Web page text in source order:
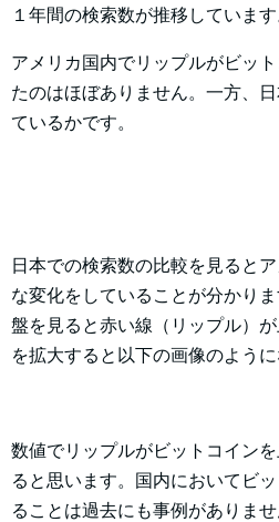
１年間の検索数が推移しています
アメリカ国内でリップルがビッ
たのはほぼありません。一方、
ているかです。
日本での検索数の比較を見ると
な変化をしていることが分かり
盤を見ると赤い線（リップル）
を拡大すると以下の画像のように
数値でリップルがビットコイン
ると思います。国内においてビ
ることは過去にも事例がありませ